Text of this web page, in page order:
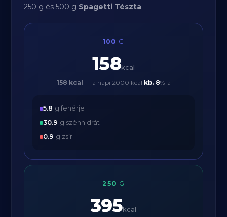
250 g és 500 g Spagetti Tészta.
100 G
158kcal
158 kcal — a napi 2000 kcal kb. 8%-a
5.8 g fehérje
30.9 g szénhidrát
0.9 g zsír
250 G
395kcal